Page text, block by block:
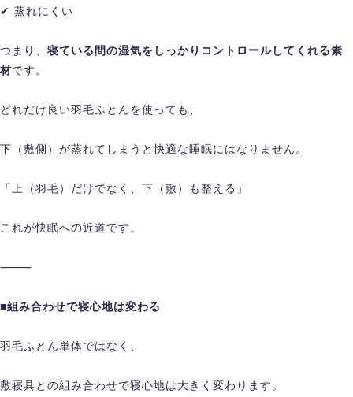
✔ 蒸れにくい
つまり、 寝ている間の湿気をしっかりコントロールしてくれる素
材です。
どれだけ良い羽毛ふとんを使っても、
下（敷側）が蒸れてしまうと快適な睡眠にはなりません。
「上（羽毛）だけでなく、下（敷）も整える」
これが快眠への近道です。
⸻
■組み合わせで寝心地は変わる
羽毛ふとん単体ではなく、
敷寝具との組み合わせで寝心地は大きく変わります。